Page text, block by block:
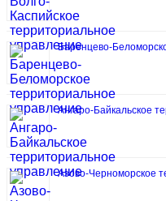
Баренцево-
Ангаро-Байкальское
Азово-Черноморское